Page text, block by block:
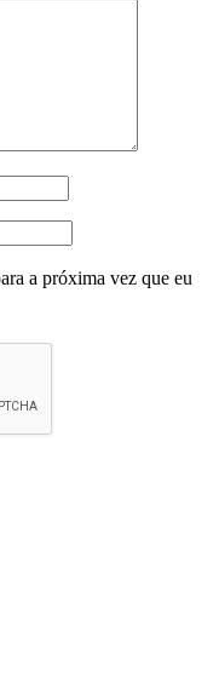
a próxima vez que eu